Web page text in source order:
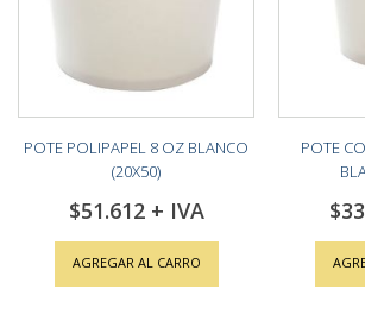
POTE POLIPAPEL 8 OZ BLANCO
(20X50)
$51.612
AGREGAR AL CARRO
POTE